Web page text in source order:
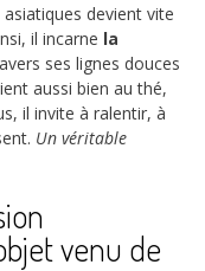
devient vite
il incarne la
ses lignes douces
aussi bien au thé,
il invite à ralentir, à
Un véritable
venu de